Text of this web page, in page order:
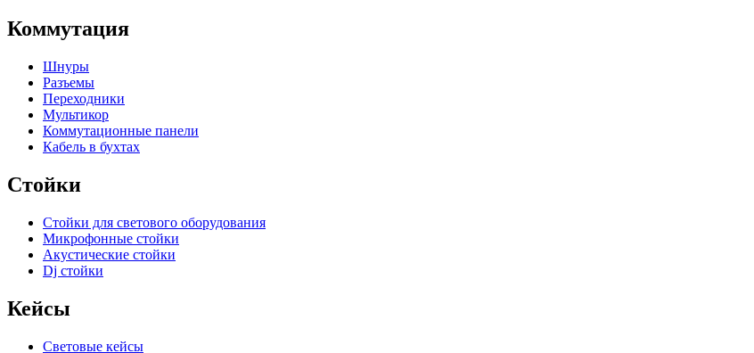
Коммутация
Шнуры
Разъемы
Переходники
Мультикор
Коммутационные панели
Кабель в бухтах
Стойки
Стойки для светового оборудования
Микрофонные стойки
Акустические стойки
Dj стойки
Кейсы
Световые кейсы